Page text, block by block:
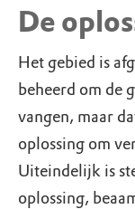
De
Het gebied is
beheerd om de
vangen, maar
oplossing om
Uiteindelijk is
oplossing,